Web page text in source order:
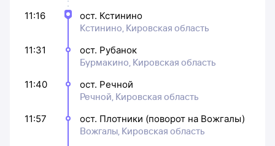
11:16
ост. Кстинино
Кстинино, Кировская область
11:31
ост. Рубанок
Бурмакино, Кировская область
11:40
ост. Речной
Речной, Кировская область
11:57
ост. Плотники (поворот на Вожгалы)
Вожгалы, Кировская область